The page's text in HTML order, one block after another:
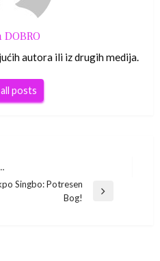
DOBRO
autora ili iz drugih medija.
posts
Singbo: Potresen
Bog!